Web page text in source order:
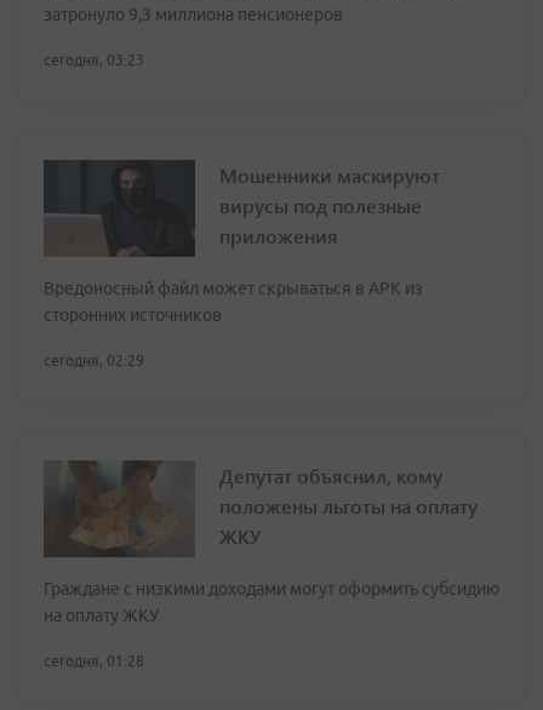
затронуло 9,3 миллиона пенсионеров
сегодня, 03:23
Мошенники маскируют
вирусы под полезные
приложения
Вредоносный файл может скрываться в APK из
сторонних источников
сегодня, 02:29
Депутат объяснил, кому
положены льготы на оплату
ЖКУ
Граждане с низкими доходами могут оформить субсидию
на оплату ЖКУ
сегодня, 01:28